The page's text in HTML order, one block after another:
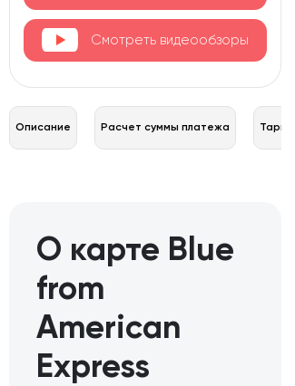
Смотреть видеообзоры
Описание Расчет суммы платежа
О карте Blue
from
American
Express